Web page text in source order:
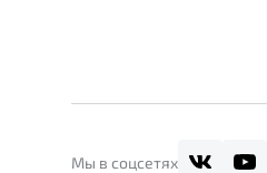
Мы в соцсетях